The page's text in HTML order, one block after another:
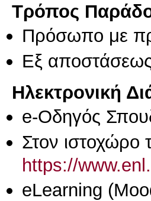
Τρόπος
Πρόσωπο με
Eξ
Ηλεκτρονική
e-Οδηγός
Στον ιστοχώρο
https://
eLearning